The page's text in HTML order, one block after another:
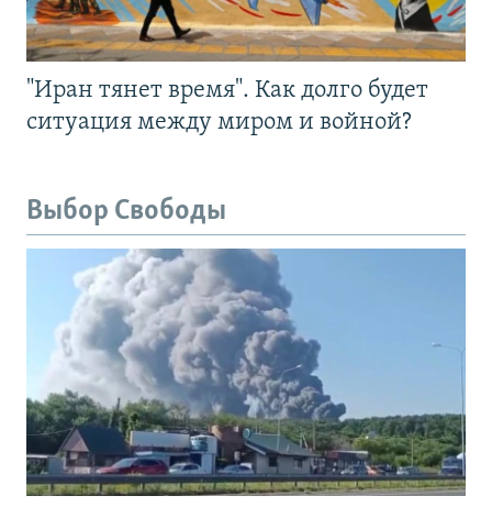
"Иран тянет время". Как долго будет
ситуация между миром и войной?
Выбор Свободы